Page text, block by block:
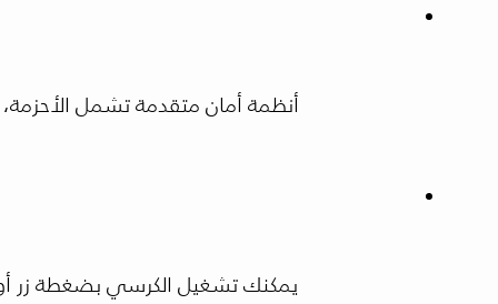
أنظمة أمان متقدمة تشمل
يمكنك تشغيل الكرسي بضغطة زر